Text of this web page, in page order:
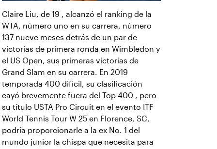
Claire Liu, de 19 , alcanzó el ranking de la
WTA, número uno en su carrera, número
137 nueve meses detrás de un par de
victorias de primera ronda en Wimbledon y
el US Open, sus primeras victorias de
Grand Slam en su carrera. En 2019
temporada 400 difícil, su clasificación
cayó brevemente fuera del Top 400 , pero
su título USTA Pro Circuit en el evento ITF
World Tennis Tour W 25 en Florence, SC,
podría proporcionarle a la ex No. 1 del
mundo junior la chispa que necesita para